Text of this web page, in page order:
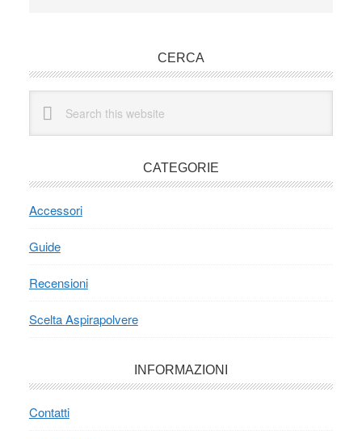
Sidebar
CERCA
this
website
CATEGORIE
Accessori
Guide
Recensioni
Scelta Aspirapolvere
INFORMAZIONI
Contatti